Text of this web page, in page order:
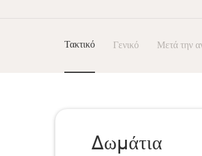
Τακτικό Γενικό Μετά την
Δωμάτια